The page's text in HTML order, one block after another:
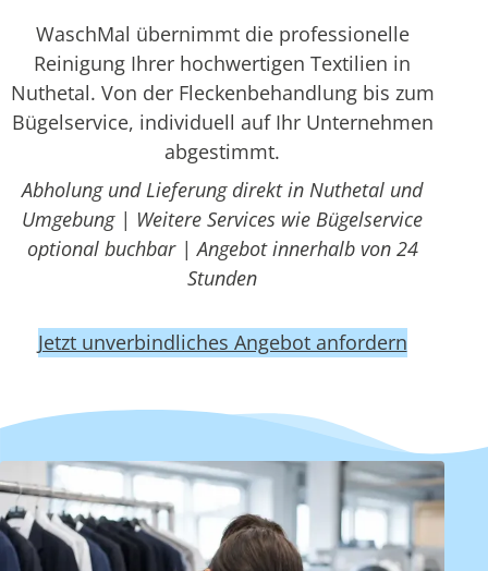
WaschMal übernimmt die professionelle
Reinigung Ihrer hochwertigen Textilien in
Nuthetal. Von der Fleckenbehandlung bis zum
Bügelservice, individuell auf Ihr Unternehmen
abgestimmt.
Abholung und Lieferung direkt in Nuthetal und
Umgebung | Weitere Services wie Bügelservice
optional buchbar | Angebot innerhalb von 24
Stunden
Jetzt unverbindliches Angebot anfordern